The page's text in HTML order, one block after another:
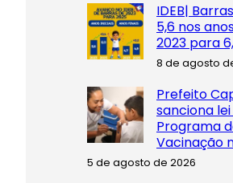
IDEB|
5,6 nos
2023 para
8 de agosto
Prefeito
sanciona
Programa
Vacinação
5 de agosto de 2026